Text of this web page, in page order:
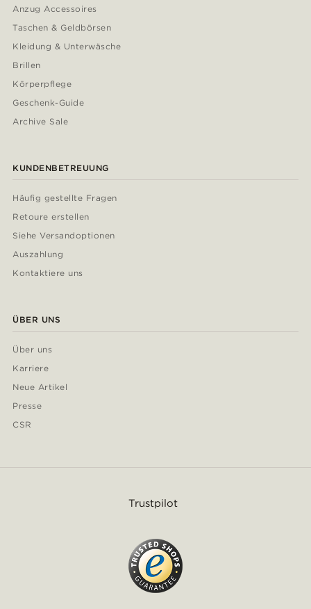
Anzug Accessoires
Taschen & Geldbörsen
Kleidung & Unterwäsche
Brillen
Körperpflege
Geschenk-Guide
Archive Sale
KUNDENBETREUUNG
Häufig gestellte Fragen
Retoure erstellen
Siehe Versandoptionen
Auszahlung
Kontaktiere uns
ÜBER UNS
Über uns
Karriere
Neue Artikel
Presse
CSR
Trustpilot